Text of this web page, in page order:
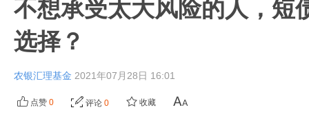
不想承受太大风险的人，短
选择？
农银汇理基金 2021年07月28日 16:01
点赞 0 评论 0 收藏